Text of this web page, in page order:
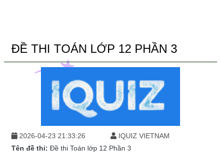
ĐỀ THI TOÁN LỚP 12 PHẦN 3
2026-04-23 21:33:26
IQUIZ VIETNAM
Tên đề thi: Đề thi Toán lớp 12 Phần 3